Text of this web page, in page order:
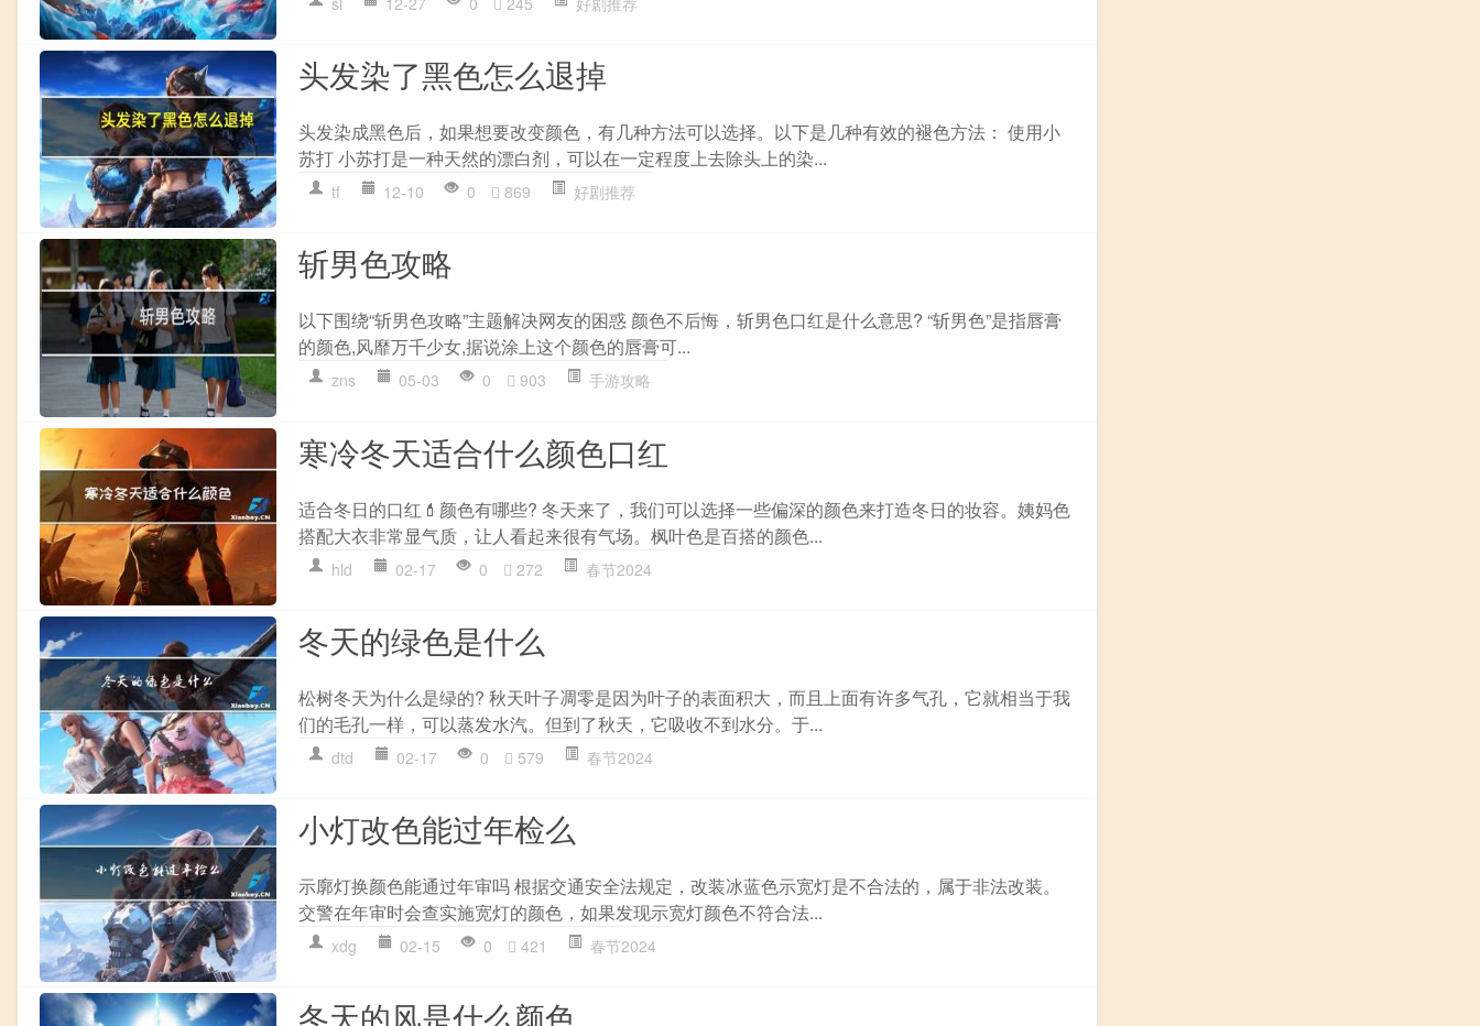
头发染了黑色怎么退掉
头发染成黑色后，如果想要改变颜色，有几种方法可以选择。以下是几种有效的褪色方法： 使用小
苏打 小苏打是一种天然的漂白剂，可以在一定程度上去除头上的染...
tf 12-10 0 869 好剧推荐
斩男色攻略
以下围绕“斩男色攻略”主题解决网友的困惑 颜色不后悔，斩男色口红是什么意思? “斩男色”是指唇膏
的颜色,风靡万千少女,据说涂上这个颜色的唇膏可...
zns 05-03 0 903 手游攻略
寒冷冬天适合什么颜色口红
适合冬日的口红💄颜色有哪些? 冬天来了，我们可以选择一些偏深的颜色来打造冬日的妆容。姨妈色
搭配大衣非常显气质，让人看起来很有气场。枫叶色是百搭的颜色...
hld 02-17 0 272 春节2024
冬天的绿色是什么
松树冬天为什么是绿的? 秋天叶子凋零是因为叶子的表面积大，而且上面有许多气孔，它就相当于我
们的毛孔一样，可以蒸发水汽。但到了秋天，它吸收不到水分。于...
dtd 02-17 0 579 春节2024
小灯改色能过年检么
示廓灯换颜色能通过年审吗 根据交通安全法规定，改装冰蓝色示宽灯是不合法的，属于非法改装。
交警在年审时会查实施宽灯的颜色，如果发现示宽灯颜色不符合法...
xdg 02-15 0 421 春节2024
冬天的风是什么颜色